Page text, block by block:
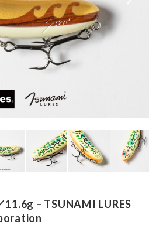
11.6g – TSUNAMI LURES